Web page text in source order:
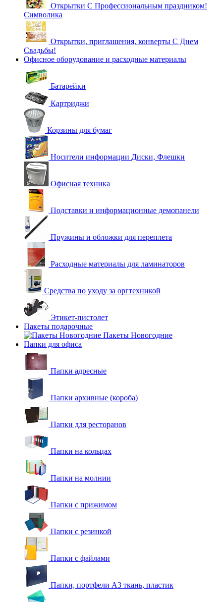
Открытки С Профессиональным праздником!
Символика
Открытки, приглашения, конверты С Днем
Свадьбы!
Офисное оборудование и расходные материалы
Батарейки
Картриджи
Корзины для бумаг
Носители информации Диски, Флешки
Офисная техника
Подставки и информационные демопанели
Пружины и обложки для переплета
Расходные материалы для ламинаторов
Средства по уходу за оргтехникой
Этикет-пистолет
Пакеты подарочные
Пакеты Новогодние
Папки для офиса
Папки адресные
Папки архивные (короба)
Папки для ресторанов
Папки на кольцах
Папки на молнии
Папки с прижимом
Папки с резинкой
Папки с файлами
Папки, портфели А3 ткань, пластик